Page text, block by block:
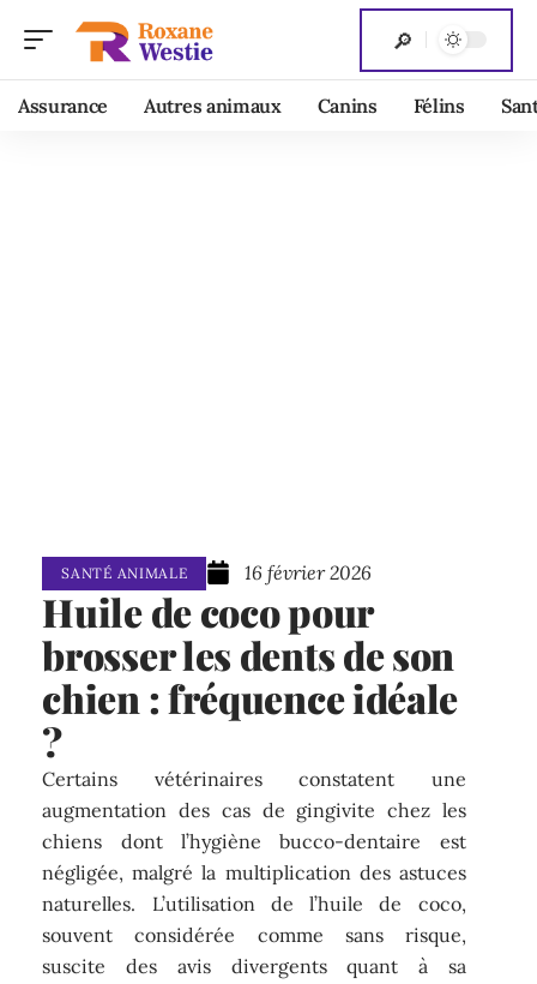
Assurance Autres animaux Canins Félins
SANTÉ ANIMALE 16 février 2026
Huile de coco pour
brosser les dents de son
chien : fréquence idéale
?
Certains vétérinaires constatent une
augmentation des cas de gingivite chez les
chiens dont l’hygiène bucco-dentaire est
négligée, malgré la multiplication des astuces
naturelles. L’utilisation de l’huile de coco,
souvent considérée comme sans risque,
suscite des avis divergents quant à sa